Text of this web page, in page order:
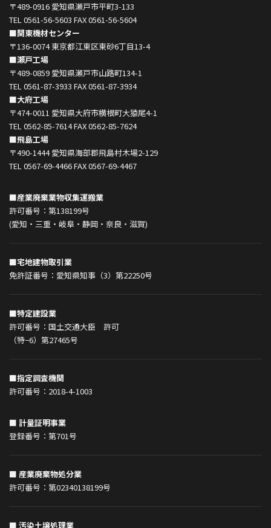
〒489-0916 愛知県瀬戸市平町3-133
TEL 0561-56-5603 FAX 0561-56-5604
■関東機材センター
〒136-0074 東京都江東区東砂6丁目13-4
■瀬戸工場
〒489-0859 愛知県瀬戸市山路町134-1
TEL 0561-87-3933 FAX 0561-87-3934
■大府工場
〒474-0011 愛知県大府市横根町大猿尾4-1
TEL 0562-85-7614 FAX 0562-85-7624
■飛島工場
〒490-1444 愛知県海部郡飛島村木場2-129
TEL 0567-69-4466 FAX 0567-69-4467
■産業廃棄業物収集運搬業
許可番号：第138199号
(愛知・三重・岐阜・静岡・奈良・滋賀)
■宅地建物取引業
免許証番号：愛知県知事（3）第22250号
■特定建設業
許可番号：国土交通大臣 許可
（特−6）第27465号
■指定調査機関
許可番号：2018-4-1003
■ 計量証明事業
登録番号：第701号
■ 産業廃棄物処分業
許可番号：第02340138199号
■ 汚染土壌処理業